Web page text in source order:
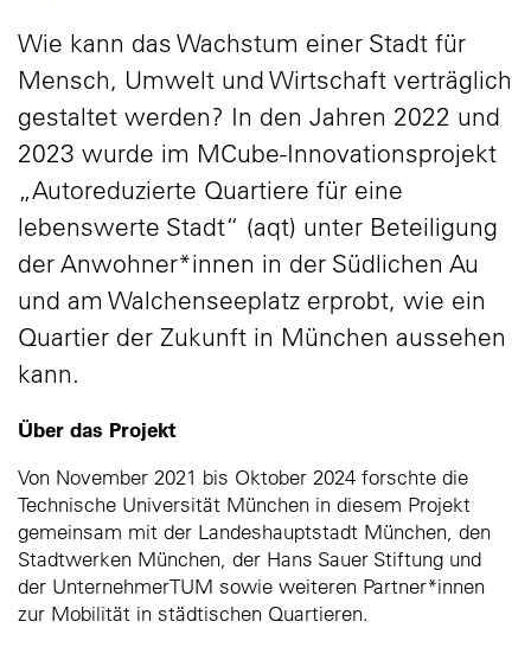
Wie kann das Wachstum einer Stadt für
Mensch, Umwelt und Wirtschaft verträglich
gestaltet werden? In den Jahren 2022 und
2023 wurde im MCube-Innovationsprojekt
„Autoreduzierte Quartiere für eine
lebenswerte Stadt“ (aqt) unter Beteiligung
der Anwohner*innen in der Südlichen Au
und am Walchenseeplatz erprobt, wie ein
Quartier der Zukunft in München aussehen
kann.
Über das Projekt
Von November 2021 bis Oktober 2024 forschte die
Technische Universität München in diesem Projekt
gemeinsam mit der Landeshauptstadt München, den
Stadtwerken München, der Hans Sauer Stiftung und
der UnternehmerTUM sowie weiteren Partner*innen
zur Mobilität in städtischen Quartieren.